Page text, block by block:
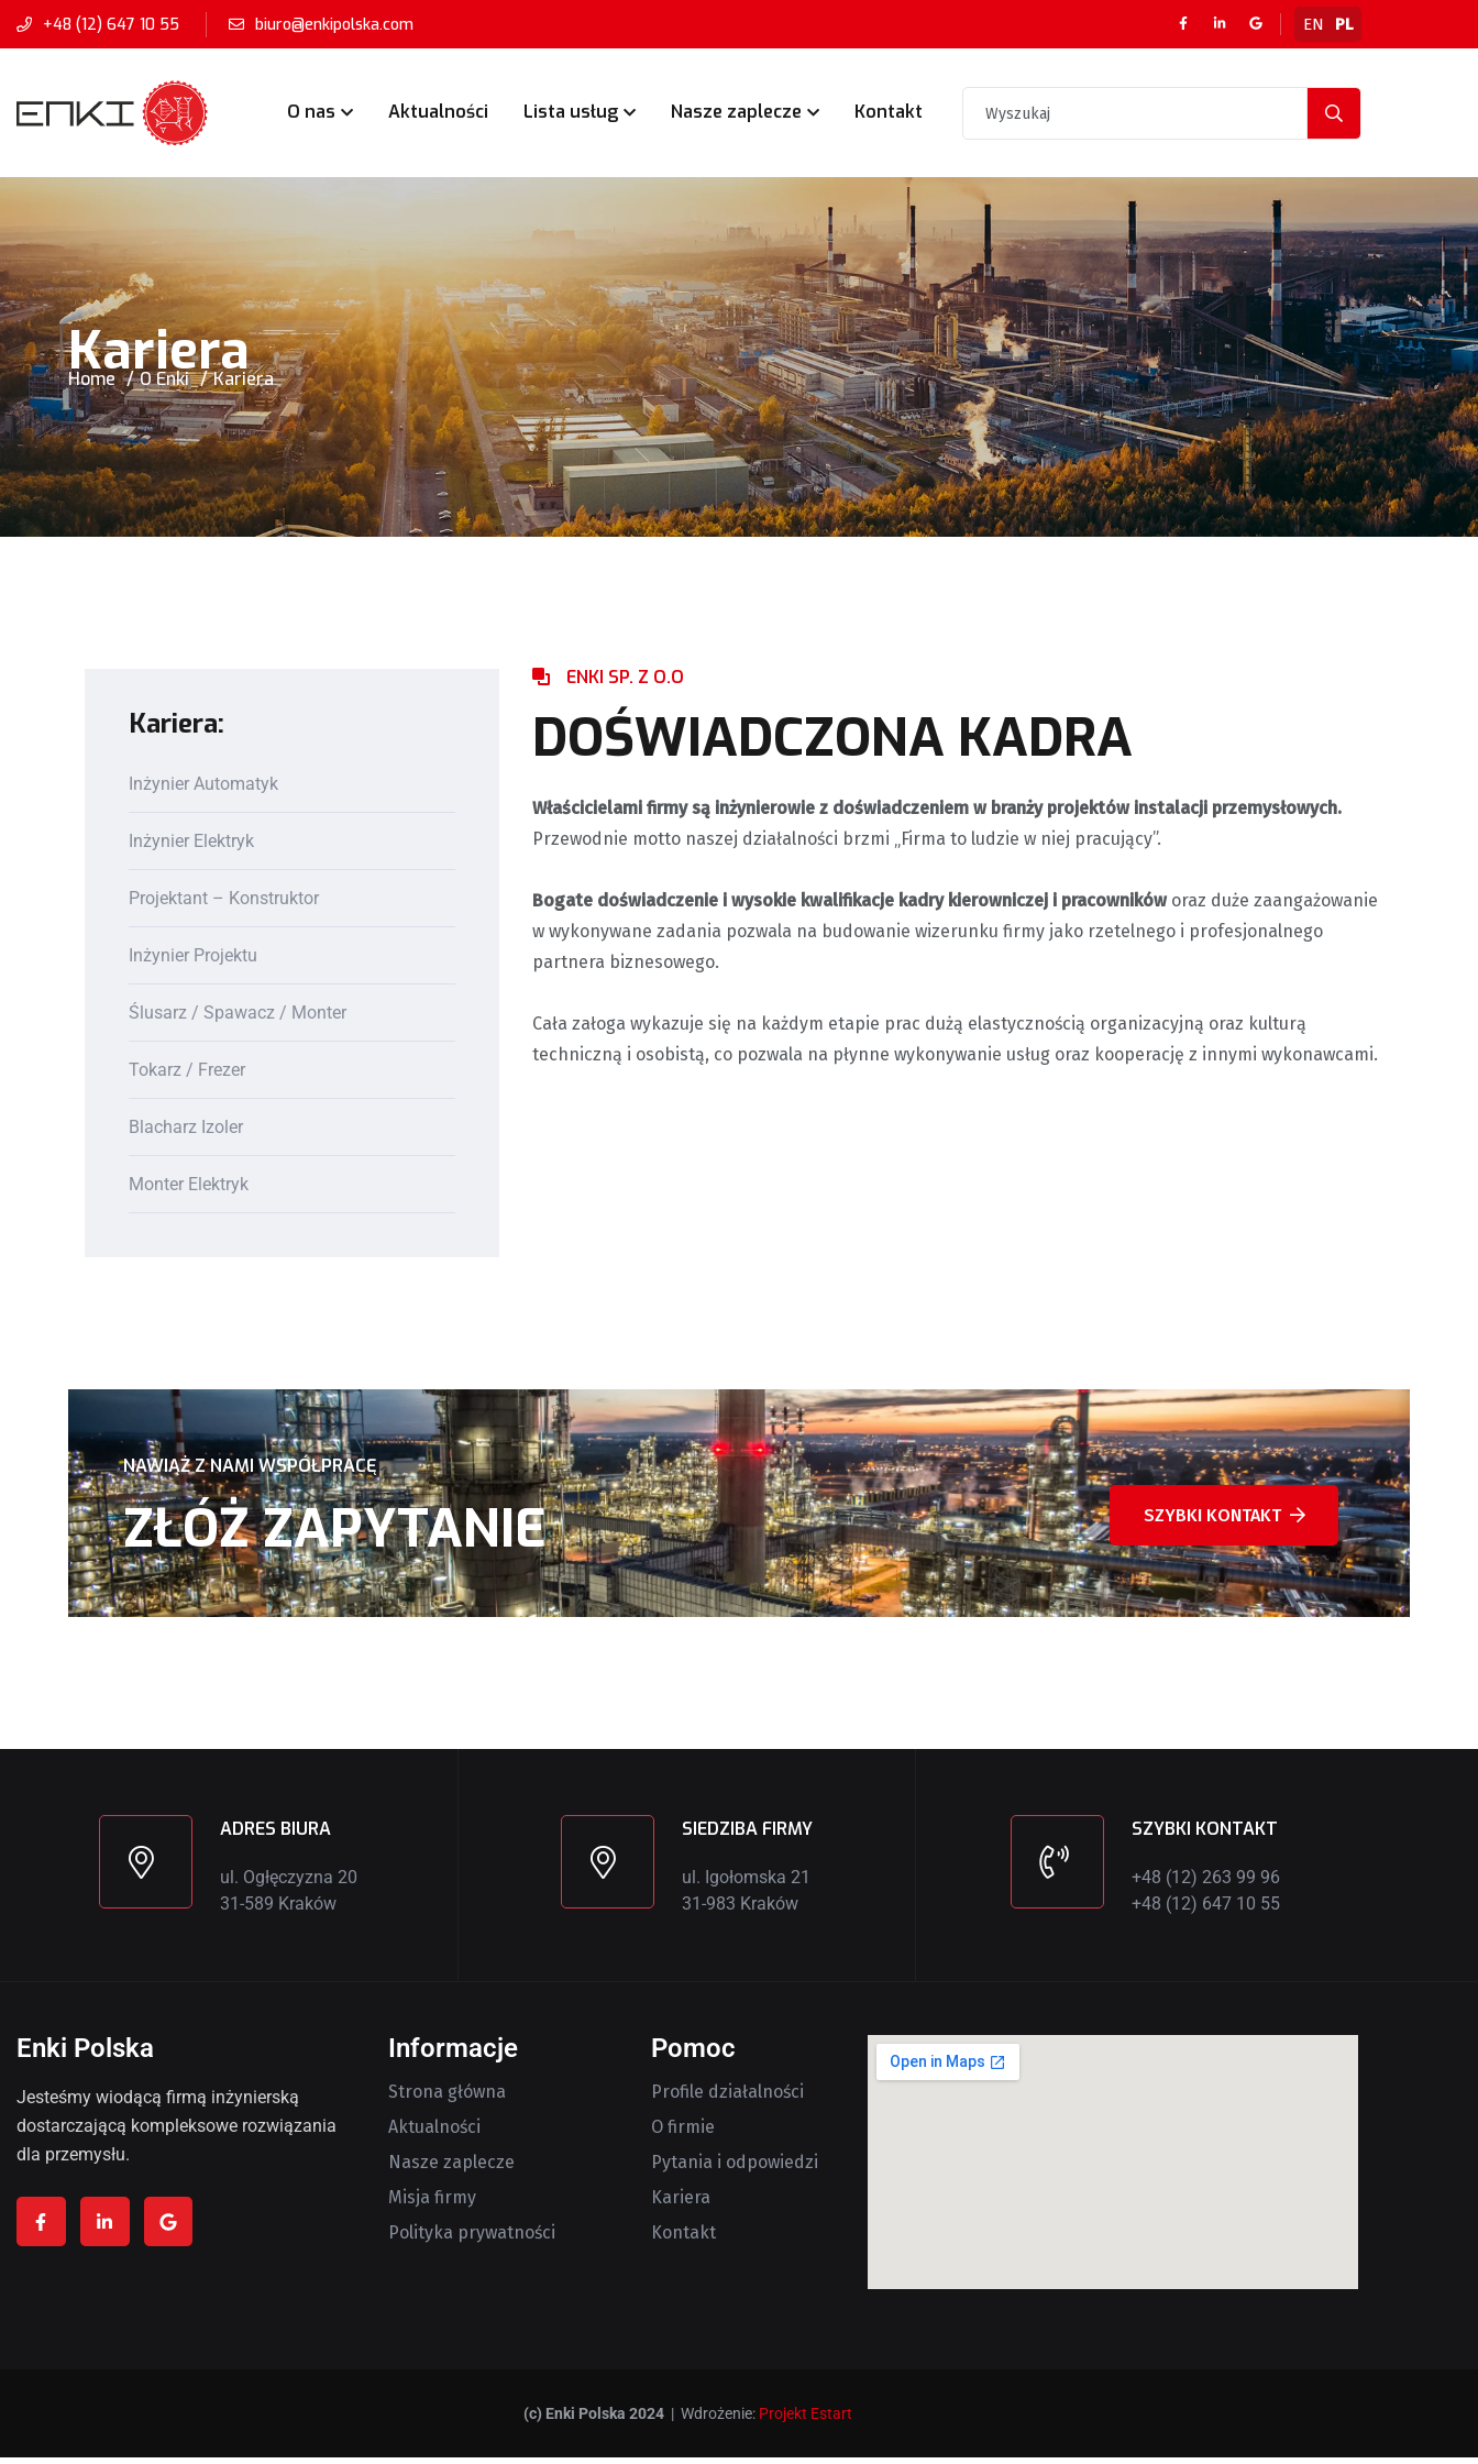
+48 (12) 647 10 55 biuro@enkipolska.com EN PL
O nas Aktualności Lista usług Nasze zaplecze Kontakt
Kariera
Home O Enki Kariera
Kariera:
Inżynier Automatyk
Inżynier Elektryk
Projektant – Konstruktor
Inżynier Projektu
Ślusarz / Spawacz / Monter
Tokarz / Frezer
Blacharz Izoler
Monter Elektryk
ENKI SP. Z O.O
DOŚWIADCZONA KADRA
Właścicielami firmy są inżynierowie z doświadczeniem w branży projektów instalacji przemysłowych.
Przewodnie motto naszej działalności brzmi „Firma to ludzie w niej pracujący”.
Bogate doświadczenie i wysokie kwalifikacje kadry kierowniczej i pracownikóworaz duże zaangażowanie
w wykonywane zadania pozwala na budowanie wizerunku firmy jako rzetelnego i profesjonalnego
partnera biznesowego.
Cała załoga wykazuje się na każdym etapie prac dużą elastycznością organizacyjną oraz kulturą
techniczną i osobistą, co pozwala na płynne wykonywanie usług oraz kooperację z innymi wykonawcami.
NAWIĄŻ Z NAMI WSPÓŁPRACĘ
ZŁÓŻ ZAPYTANIE SZYBKI KONTAKT
ADRES BIURA
ul. Ogłęczyzna 20
31-589 Kraków
SIEDZIBA FIRMY
ul. Igołomska 21
31-983 Kraków
SZYBKI KONTAKT
+48 (12) 263 99 96
+48 (12) 647 10 55
Enki Polska
Jesteśmy wiodącą firmą inżynierską
dostarczającą kompleksowe rozwiązania
dla przemysłu.
Informacje
Strona główna
Aktualności
Nasze zaplecze
Misja firmy
Polityka prywatności
Pomoc
Profile działalności
O firmie
Pytania i odpowiedzi
Kariera
Kontakt
(c) Enki Polska 2024 | Wdrożenie: Projekt Estart